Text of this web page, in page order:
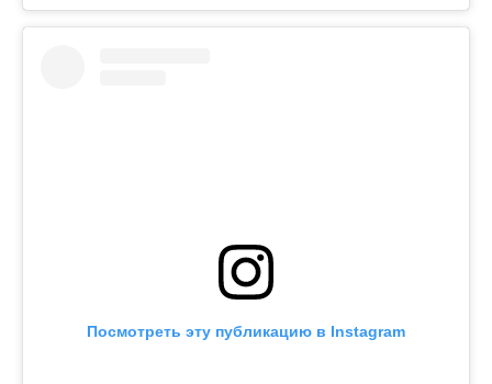
Посмотреть эту публикацию в Instagram